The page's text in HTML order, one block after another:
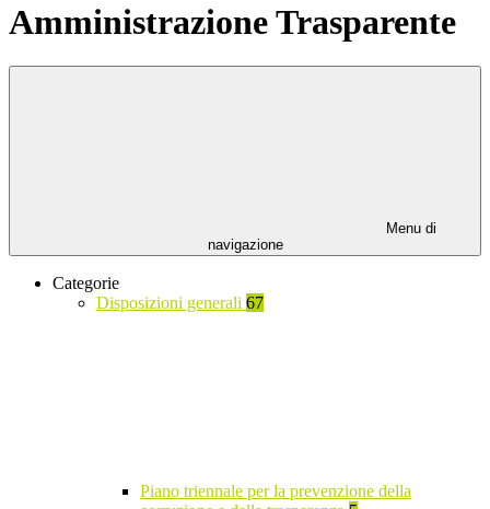
Amministrazione Trasparente
Menu di
navigazione
Categorie
Disposizioni generali 67
Piano triennale per la prevenzione della